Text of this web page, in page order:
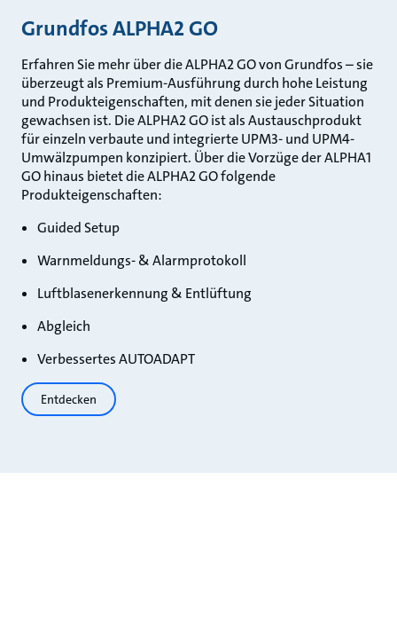
Grundfos ALPHA2 GO
Erfahren Sie mehr über die ALPHA2 GO von Grundfos – sie
überzeugt als Premium-Ausführung durch hohe Leistung
und Produkteigenschaften, mit denen sie jeder Situation
gewachsen ist. Die ALPHA2 GO ist als Austauschprodukt
für einzeln verbaute und integrierte UPM3- und UPM4-
Umwälzpumpen konzipiert. Über die Vorzüge der ALPHA1
GO hinaus bietet die ALPHA2 GO folgende
Produkteigenschaften:
Guided Setup
Warnmeldungs- & Alarmprotokoll
Luftblasenerkennung & Entlüftung
Abgleich
Verbessertes AUTOADAPT
Entdecken